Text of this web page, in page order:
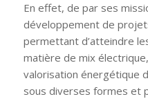
En effet, de par ses
développement de
permettant d’atteindre
matière de mix
valorisation énergétique
sous diverses formes et